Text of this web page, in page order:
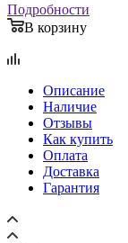
Подробности
В корзину
Описание
Наличие
Отзывы
Как купить
Оплата
Доставка
Гарантия